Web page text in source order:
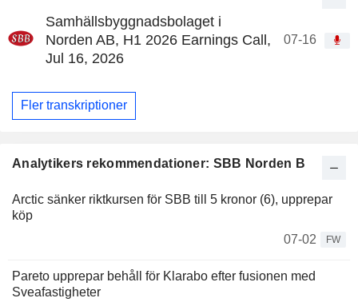
Samhällsbyggnadsbolaget i
Norden AB, H1 2026 Earnings Call,
Jul 16, 2026
07-16
Fler transkriptioner
Analytikers rekommendationer: SBB Norden B
Arctic sänker riktkursen för SBB till 5 kronor (6), upprepar
köp
07-02
FW
Pareto upprepar behåll för Klarabo efter fusionen med
Sveafastigheter